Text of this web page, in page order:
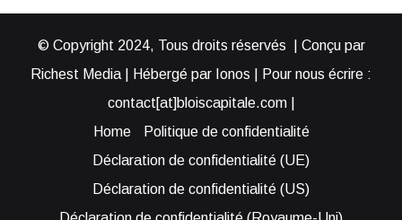
© Copyright 2024, Tous droits réservés | Conçu par
Richest Media | Hébergé par Ionos | Pour nous écrire :
contact[at]bloiscapitale.com |
Home
Politique de confidentialité
Déclaration de confidentialité (UE)
Déclaration de confidentialité (US)